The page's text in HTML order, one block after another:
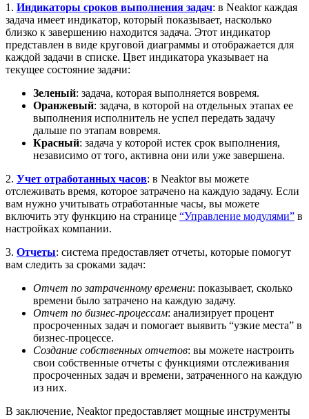
1. Индикаторы сроков выполнения задач: в Neaktor каждая
задача имеет индикатор, который показывает, насколько
близко к завершению находится задача. Этот индикатор
представлен в виде круговой диаграммы и отображается для
каждой задачи в списке. Цвет индикатора указывает на
текущее состояние задачи:
Зеленый: задача, которая выполняется вовремя.
Оранжевый: задача, в которой на отдельных этапах ее
выполнения исполнитель не успел передать задачу
дальше по этапам вовремя.
Красный: задача у которой истек срок выполнения,
независимо от того, активна они или уже завершена.
2. Учет отработанных часов: в Neaktor вы можете
отслеживать время, которое затрачено на каждую задачу. Если
вам нужно учитывать отработанные часы, вы можете
включить эту функцию на странице “Управление модулями” в
настройках компании.
3. Отчеты: система предоставляет отчеты, которые помогут
вам следить за сроками задач:
Отчет по затраченному времени: показывает, сколько
времени было затрачено на каждую задачу.
Отчет по бизнес-процессам: анализирует процент
просроченных задач и помогает выявить “узкие места” в
бизнес-процессе.
Создание собственных отчетов: вы можете настроить
свои собственные отчеты с функциями отслеживания
просроченных задач и времени, затраченного на каждую
из них.
В заключение, Neaktor предоставляет мощные инструменты